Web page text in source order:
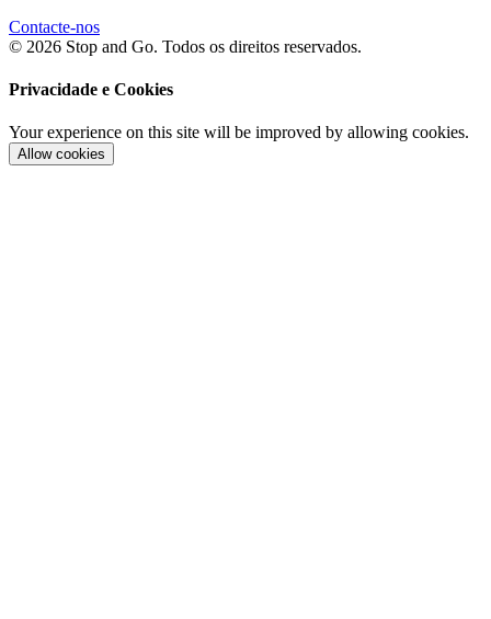
Contacte-nos
© 2026 Stop and Go. Todos os direitos reservados.
Privacidade e Cookies
Your experience on this site will be improved by allowing cookies.
Allow cookies